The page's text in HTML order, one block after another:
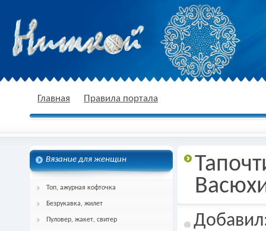
спицами, схема и описание
Главная Правила портала
Вязание для женщин
Топ, ажурная кофточка
Безрукавка, жилет
Пуловер, жакет, свитер